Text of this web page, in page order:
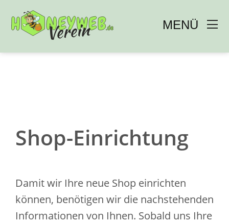
MENÜ
Shop-Einrichtung
Damit wir Ihre neue Shop einrichten
können, benötigen wir die nachstehenden
Informationen von Ihnen. Sobald uns Ihre